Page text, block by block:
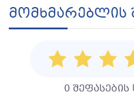
Მომხმარებლის
0